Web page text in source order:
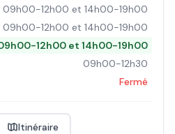
09h00-12h00 et 14h00-19h00
09h00-12h00 et 14h00-19h00
12h00 et 14h00-19h00
09h00-12h30
Fermé
Itinéraire